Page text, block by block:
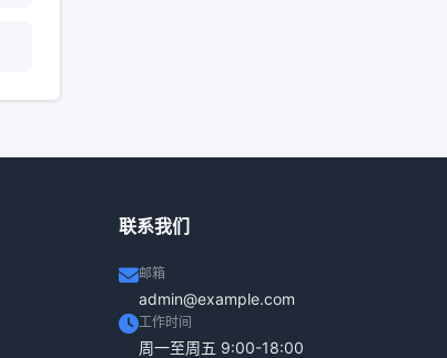
联系我们
邮箱
admin@example.com
工作时间
周一至周五 9:00-18:00